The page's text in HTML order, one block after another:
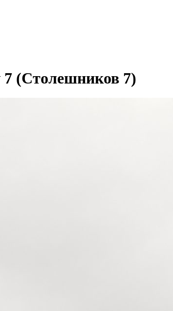
(Столешников 7)